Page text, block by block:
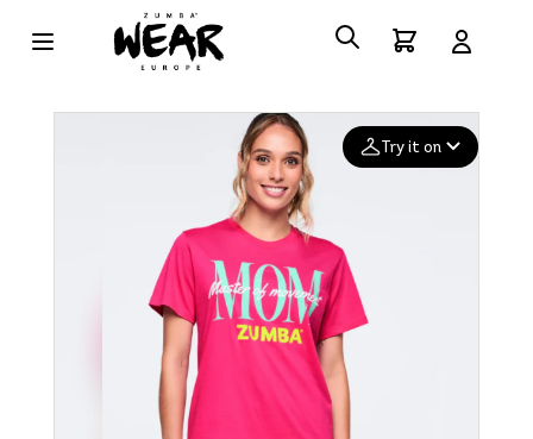
Try it on
Deleted after 24 hours